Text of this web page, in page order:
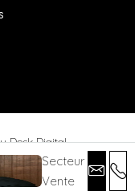
Secteur
Vente
Desk Digital